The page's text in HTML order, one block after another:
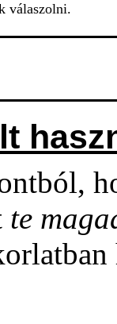
válaszolni.
te